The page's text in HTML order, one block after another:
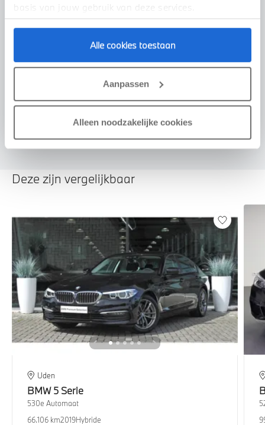
basis van jouw gebruik van deze services.
Alle cookies toestaan
Aanpassen
Alleen noodzakelijke cookies
U vertelt meer over uw auto
Deze zijn vergelijkbaar
Uden
BMW 5 Serie
530e Automaat
66.106 km2019Hybride